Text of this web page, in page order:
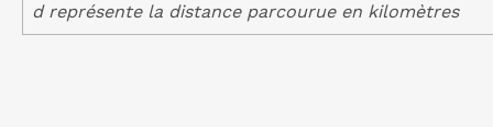
d représente la distance parcourue en kilomètres